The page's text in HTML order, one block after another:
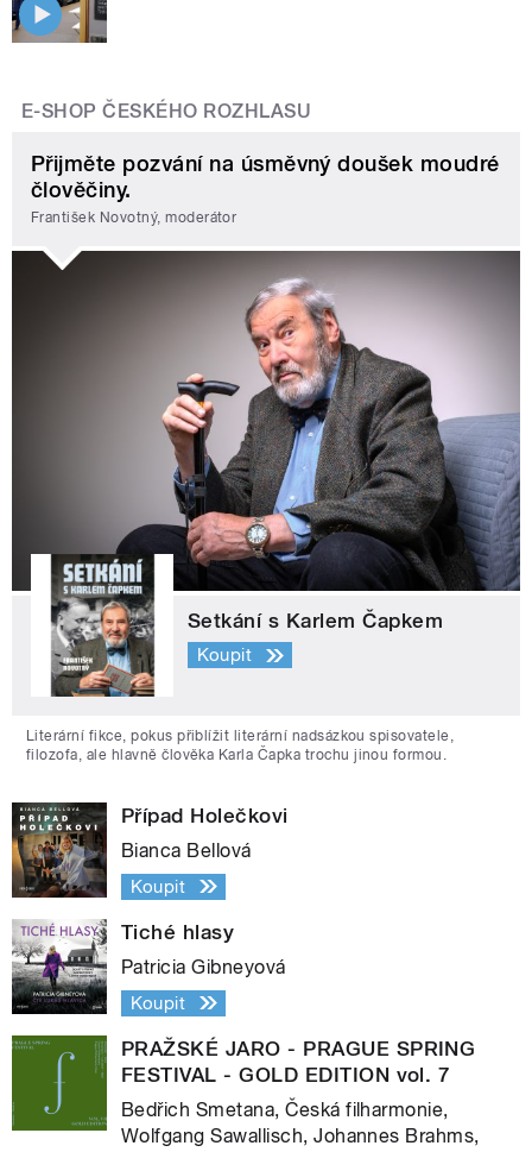
E-SHOP ČESKÉHO ROZHLASU
Přijměte pozvání na úsměvný doušek moudré
člověčiny.
František Novotný, moderátor
Setkání s Karlem Čapkem
Koupit
Literární fikce, pokus přiblížit literární nadsázkou spisovatele,
filozofa, ale hlavně člověka Karla Čapka trochu jinou formou.
Případ Holečkovi
Bianca Bellová
Koupit
Tiché hlasy
Patricia Gibneyová
Koupit
PRAŽSKÉ JARO - PRAGUE SPRING
FESTIVAL - GOLD EDITION vol. 7
Bedřich Smetana, Česká filharmonie,
Wolfgang Sawallisch, Johannes Brahms,